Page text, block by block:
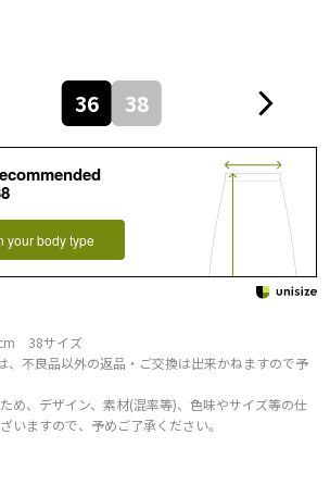
36 38
your body type
38サイズ
、不良品以外の返品・ご交換は出来かねますので予
め、デザイン、素材(混率等)、色味やサイズ等の仕
いますので、予めご了承ください。